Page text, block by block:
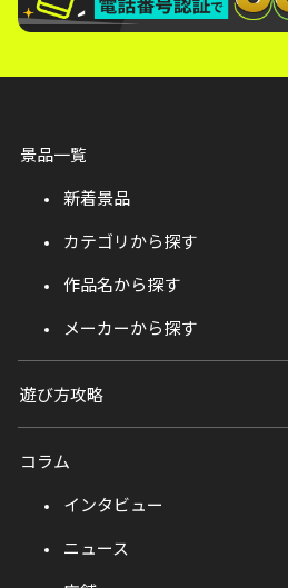
景品一覧
新着景品
カテゴリから探す
作品名から探す
メーカーから探す
遊び方攻略
コラム
インタビュー
ニュース